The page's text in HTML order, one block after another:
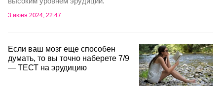
3 июня 2024, 22:47
Если ваш мозг еще способен
думать, то вы точно наберете 7/9
— ТЕСТ на эрудицию